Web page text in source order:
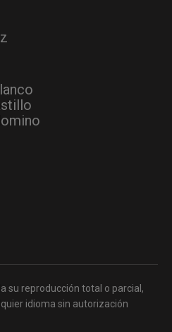
su reproducción total o parcial,
idioma sin autorización